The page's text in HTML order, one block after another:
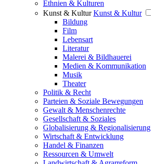
Ethnien & Kulturen
Kunst & Kultur Kunst & Kultur
Bildung
Film
Lebensart
Literatur
Malerei & Bildhauerei
Medien & Kommunikation
Musik
Theater
Politik & Recht
Parteien & Soziale Bewegungen
Gewalt & Menschenrechte
Gesellschaft & Soziales
Globalisierung & Regionalisierung
Wirtschaft & Entwicklung
Handel & Finanzen
Ressourcen & Umwelt